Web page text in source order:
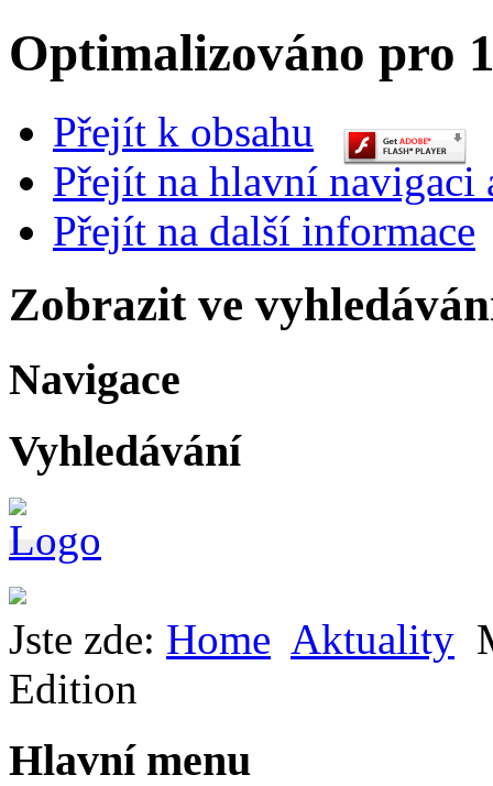
Optimalizováno pro
Přejít k obsahu
Přejít na hlavní navigaci
Přejít na další informace
Zobrazit ve
Navigace
Vyhledávání
Jste zde: Home Aktuality
Edition
Hlavní menu